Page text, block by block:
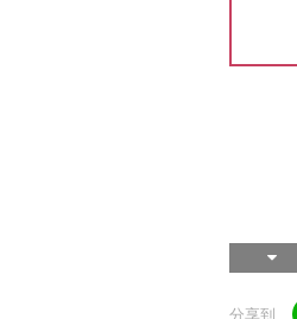
分享到